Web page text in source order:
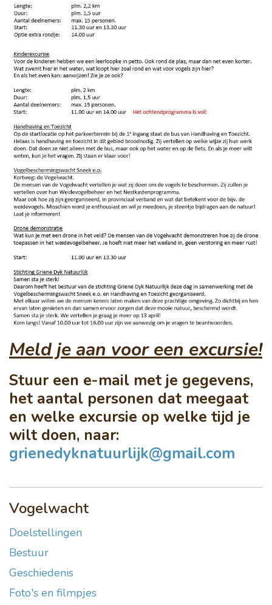
Doneren
Meld je aan voor een excursie!
Stuur een e-mail met je gegevens,
het aantal personen dat meegaat
en welke excursie op welke tijd je
wilt doen, naar:
grienedyknatuurlijk@gmail.com
Vogelwacht
Doelstellingen
Bestuur
Geschiedenis
Foto's en filmpjes